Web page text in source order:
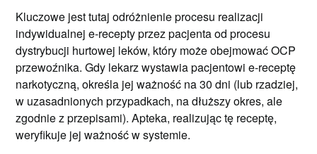
Kluczowe jest tutaj odróżnienie procesu realizacji
indywidualnej e-recepty przez pacjenta od procesu
dystrybucji hurtowej leków, który może obejmować OCP
przewoźnika. Gdy lekarz wystawia pacjentowi e-receptę
narkotyczną, określa jej ważność na 30 dni (lub rzadziej,
w uzasadnionych przypadkach, na dłuższy okres, ale
zgodnie z przepisami). Apteka, realizując tę receptę,
weryfikuje jej ważność w systemie.